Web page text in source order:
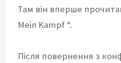
Там він вперше
Mein Kampf “.
Після повернення з